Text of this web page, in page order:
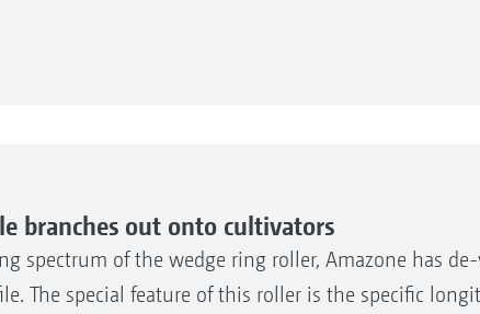
branches out onto cultivators
spectrum of the wedge ring roller, Amazone has
The special feature of this roller is the specific